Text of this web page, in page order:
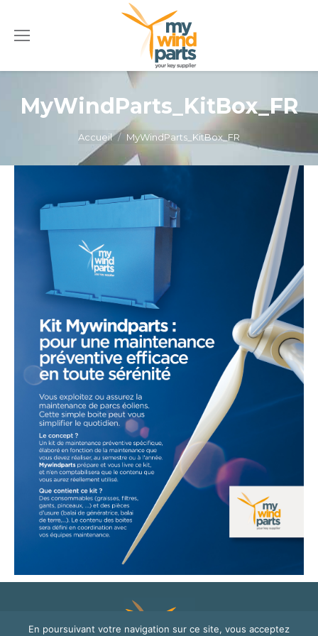
MyWindParts_KitBox_FR
Vous êtes ici :Accueil MyWindParts_KitBox_FR
En poursuivant votre navigation sur ce site, vous acceptez